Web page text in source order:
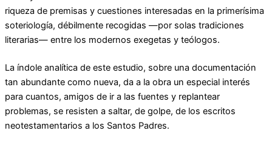
riqueza de premisas y cuestiones interesadas en la primerísima
soteriología, débilmente recogidas —por solas tradiciones
literarias— entre los modernos exegetas y teólogos.
La índole analítica de este estudio, sobre una documentación
tan abundante como nueva, da a la obra un especial interés
para cuantos, amigos de ir a las fuentes y replantear
problemas, se resisten a saltar, de golpe, de los escritos
neotestamentarios a los Santos Padres.